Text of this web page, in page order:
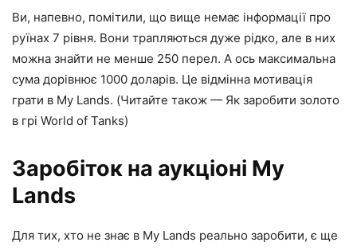
Ви, напевно, помітили, що вище немає інформації про
руїнах 7 рівня. Вони трапляються дуже рідко, але в них
можна знайти не менше 250 перел. А ось максимальна
сума дорівнює 1000 доларів. Це відмінна мотивація
грати в My Lands. (Читайте також — Як заробити золото
в грі World of Tanks)
Заробіток на аукціоні My
Lands
Для тих, хто не знає в My Lands реально заробити, є ще